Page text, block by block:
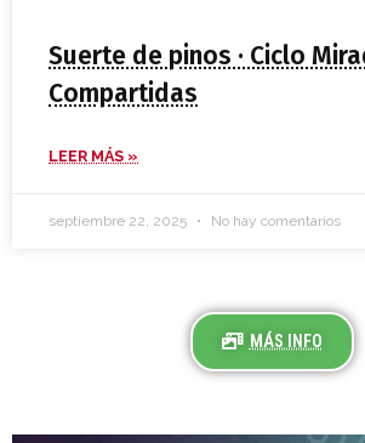
Suerte de pinos · Ciclo
Compartidas
LEER MÁS »
septiembre 22, 2025 No hay comentarios
MÁS INFO